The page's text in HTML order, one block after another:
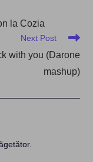
la Cozia
Next Post
with you (Darone
mashup)